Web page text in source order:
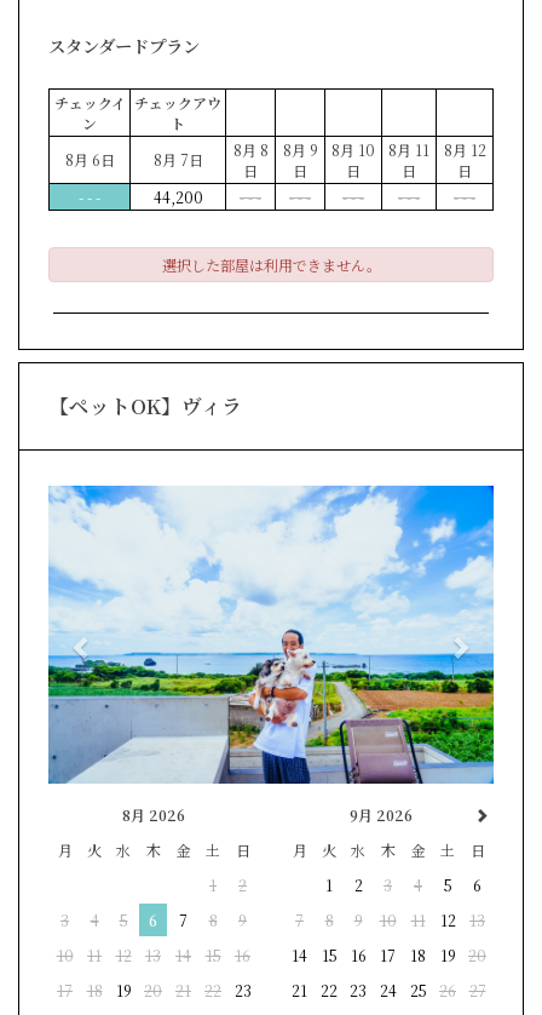
スタンダードプラン
チェックイ
ン
チェックアウ
ト
8月 6日
8月 7日
8月 8
日
8月 9
日
8月 10
日
8月 11
日
8月 12
日
- - -
44,200 - - - - - - - - - - - - - - -
選択した部屋は利用できません。
【ペットOK】ヴィラ
Previous Next
8月 2026
月
火 水 木 金 土
日
1
2
3
4 5 6 7 8
9
10
11 12 13 14 15
16
17
18 19 20 21 22 23
9月 2026
月
火 水 木 金 土
日
1
2 3 4 5
6
7
8 9 10 11 12
13
14
15 16 17 18 19
20
21
22 23 24 25 26 27